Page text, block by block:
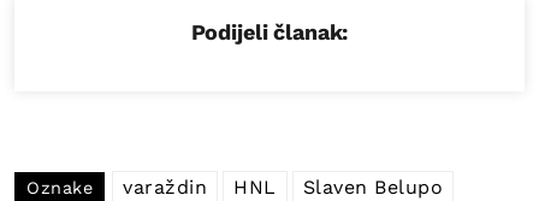
Podijeli članak:
Oznake varaždin HNL
Slaven Belupo